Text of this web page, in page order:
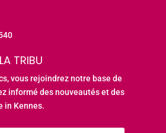
TRIBU
vous rejoindrez notre base de
informé des nouveautés et des
in Kennes.